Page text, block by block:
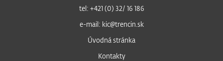
tel: +421 (0) 32/ 16 186
e-mail: kic@trencin.sk
Úvodná stránka
Kontakty